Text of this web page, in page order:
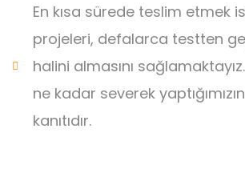
En kısa sürede teslim etmek
projeleri, defalarca testten
halini almasını
ne kadar severek
kanıtıdır.